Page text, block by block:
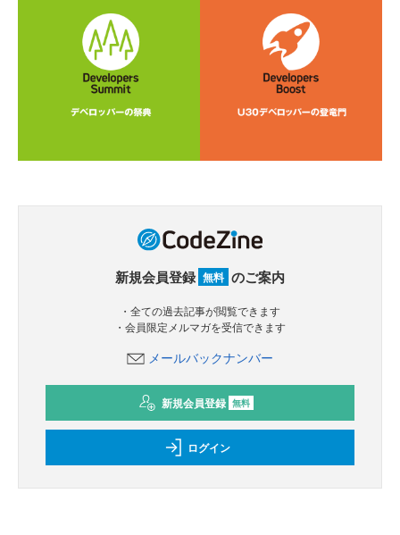
新規会員登録 無料 のご案内
・全ての過去記事が閲覧できます
・会員限定メルマガを受信できます
メールバックナンバー
新規会員登録 無料
ログイン